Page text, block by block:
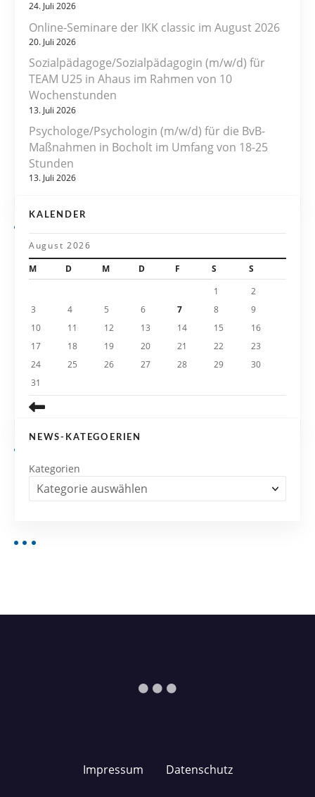
a
24. Juli 2026
Online-Seminare der IKK classic im August 2026
20. Juli 2026
Sozialpädagoge/Sozialpädagogin (m/w/d) für
TEAM U25 in Ahaus im Rahmen von 10
Wochenstunden
13. Juli 2026
Psychologe/Psychologin (m/w/d) für die BvB-
Maßnahmen in Bocholt im Umfang von 18-25
Stunden
13. Juli 2026
KALENDER
August 2026
M
D M D F S
S
1
2
3
4 5 6 7 8
9
10
11 12 13 14 15
16
17
18 19 20 21 22
23
24
25 26 27 28 29
30
31
NEWS-KATEGOERIEN
Kategorien
Impressum Datenschutz